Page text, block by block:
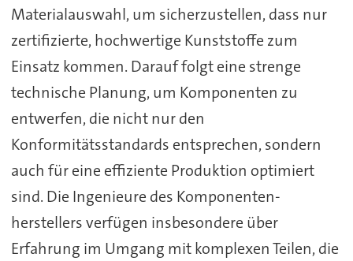
Materialauswahl, um sicherzustellen, dass nur
zertifizierte, hochwertige Kunststoffe zum
Einsatz kommen. Darauf folgt eine strenge
technische Planung, um Komponenten zu
entwerfen, die nicht nur den
Konformitätsstandards entsprechen, sondern
auch für eine effiziente Produktion optimiert
sind. Die Ingenieure des Komponenten-
herstellers verfügen insbesondere über
Erfahrung im Umgang mit komplexen Teilen, die